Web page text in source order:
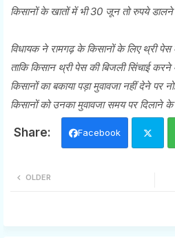
किसानों के खातों में भी 30 जून तो रुपये डालने
विधायक ने रामगढ़ के किसानों के लिए थ्री पेस
ताकि किसान थ्री पेस की बिजली सिंचाई
किसानों का बकाया पड़ा मुवावजा नहीं देने पर
किसानों को उनका मुवावजा समय पर दिलाने के
Facebook
OLDER